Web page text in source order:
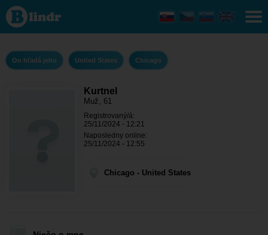
Kurtnel
- On
hľadá
jeho
On hľadá jeho United States Chicago
Kurtnel
Muž, 61
Registrovaný/á:
25/11/2024 - 12:21
Naposledny online:
25/11/2024 - 12:55
Chicago - United States